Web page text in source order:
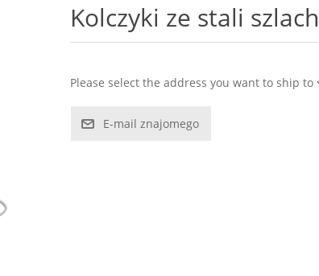
Kolczyki ze stali
Please select the address you want to ship to
E-mail znajomego